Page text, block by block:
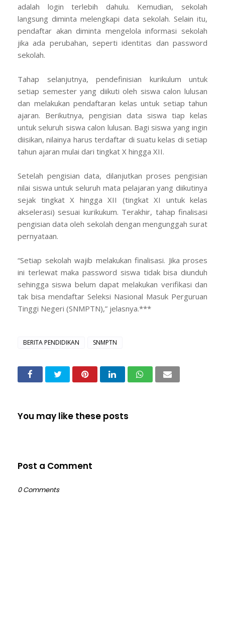
adalah login terlebih dahulu. Kemudian, sekolah
langsung diminta melengkapi data sekolah. Selain itu,
pendaftar akan diminta mengelola informasi sekolah
jika ada perubahan, seperti identitas dan password
sekolah.
Tahap selanjutnya, pendefinisian kurikulum untuk
setiap semester yang diikuti oleh siswa calon lulusan
dan melakukan pendaftaran kelas untuk setiap tahun
ajaran. Berikutnya, pengisian data siswa tiap kelas
untuk seluruh siswa calon lulusan. Bagi siswa yang ingin
diisikan, nilainya harus terdaftar di suatu kelas di setiap
tahun ajaran mulai dari tingkat X hingga XII.
Setelah pengisian data, dilanjutkan proses pengisian
nilai siswa untuk seluruh mata pelajaran yang diikutinya
sejak tingkat X hingga XII (tingkat XI untuk kelas
akselerasi) sesuai kurikukum. Terakhir, tahap finalisasi
pengisian data oleh sekolah dengan mengunggah surat
pernyataan.
“Setiap sekolah wajib melakukan finalisasi. Jika proses
ini terlewat maka password siswa tidak bisa diunduh
sehingga siswa belum dapat melakukan verifikasi dan
tak bisa mendaftar Seleksi Nasional Masuk Perguruan
Tinggi Negeri (SNMPTN),” jelasnya.***
BERITA PENDIDIKAN SNMPTN
You may like these posts
Post a Comment
0 Comments